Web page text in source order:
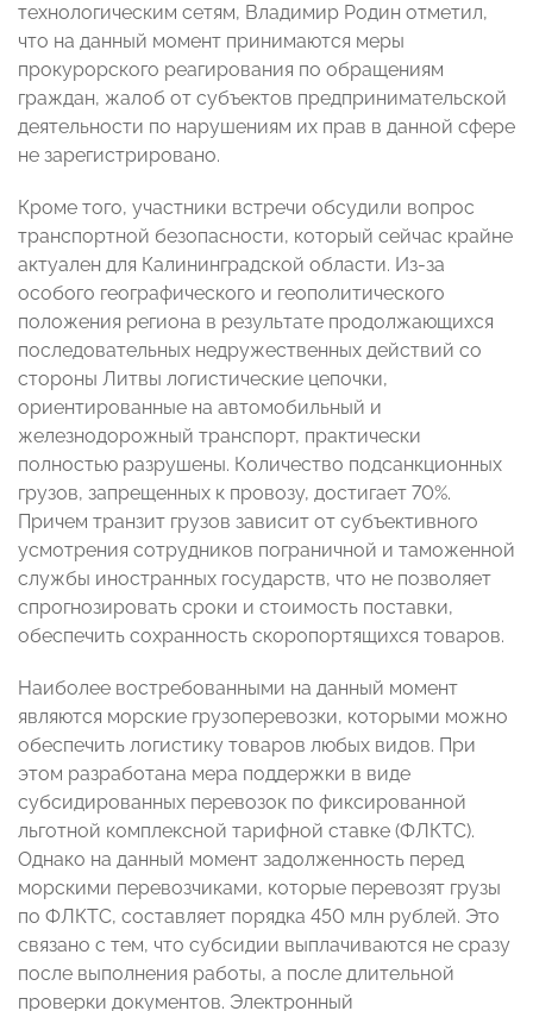
технологическим сетям, Владимир Родин отметил,
что на данный момент принимаются меры
прокурорского реагирования по обращениям
граждан, жалоб от субъектов предпринимательской
деятельности по нарушениям их прав в данной сфере
не зарегистрировано.
Кроме того, участники встречи обсудили вопрос
транспортной безопасности, который сейчас крайне
актуален для Калининградской области. Из-за
особого географического и геополитического
положения региона в результате продолжающихся
последовательных недружественных действий со
стороны Литвы логистические цепочки,
ориентированные на автомобильный и
железнодорожный транспорт, практически
полностью разрушены. Количество подсанкционных
грузов, запрещенных к провозу, достигает 70%.
Причем транзит грузов зависит от субъективного
усмотрения сотрудников пограничной и таможенной
службы иностранных государств, что не позволяет
спрогнозировать сроки и стоимость поставки,
обеспечить сохранность скоропортящихся товаров.
Наиболее востребованными на данный момент
являются морские грузоперевозки, которыми можно
обеспечить логистику товаров любых видов. При
этом разработана мера поддержки в виде
субсидированных перевозок по фиксированной
льготной комплексной тарифной ставке (ФЛКТС).
Однако на данный момент задолженность перед
морскими перевозчиками, которые перевозят грузы
по ФЛКТС, составляет порядка 450 млн рублей. Это
связано с тем, что субсидии выплачиваются не сразу
после выполнения работы, а после длительной
проверки документов. Электронный